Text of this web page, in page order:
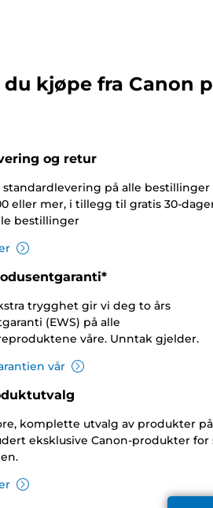
kjøpe fra Canon
og retur
standardlevering på alle bestillinger
eller mer, i tillegg til gratis 30-
bestillinger
trygghet gir vi deg to års
(EWS) på alle
våre. Unntak gjelder.
vår
komplette utvalg av produkter
eksklusive Canon-produkter for